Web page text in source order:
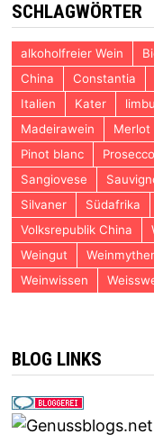
SCHLAGWÖRTER
alkoholfreier Wein
China
Constantia
Italien
Kater
Madeirawein
Merlot
Pinot blanc
Prosecco
Sangiovese
Silvaner
Südafrika
Volksrepublik China
Weingut
Weinwissen
BLOG LINKS